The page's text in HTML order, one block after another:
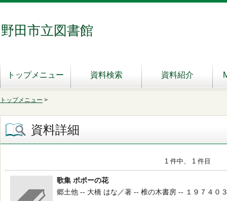
野田市立図書館
トップメニュー 資料検索 資料紹介
トップメニュー >
資料詳細
1 件中、 1 件目
歌集 ポポーの花
郷土他 -- 大橋 はな／著 -- 椎の木書房 -- １９７４０